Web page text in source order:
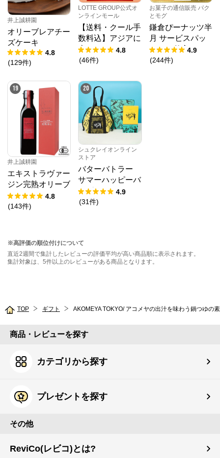
井上誠耕園
オリーブレアチー
ズケーキ
4.8
(129件)
LOTTE GROUP公式オ
ンラインモール
【送料・クール手
数料込】アジアに
恋してアイスセッ
ト（クリアファイ
ーシール付き）
4.8
(46件)
お菓子の通信販売 パク
とモグ
鎌倉ぴーナッツ半
月 サービスパッ
ク 10枚入4.9
(244件)
19
井上誠耕園
エキストラヴァー
ジン完熟オリーブ
オイル 180g4.8
(143件)
20
シュクレイオンライン
ストア
バターバトラー
サマーハッピーバ
ッグ2026 4.9
(31件)
※高評価の順位付けについて
直近2週間で集計したレビューの評価平均が高い商品順に表示されます。
集計対象は、5件以上のレビューがある商品となります。
TOP ギフト AKOMEYA TOKYO/ アコメヤの出汁を味わう鍋つゆの
商品・レビューを探す
カテゴリから探す
プレゼントを探す
その他
ReviCo(レビコ)とは?